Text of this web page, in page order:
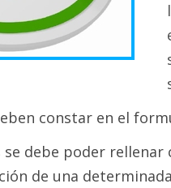
constar en el
debe poder
de una